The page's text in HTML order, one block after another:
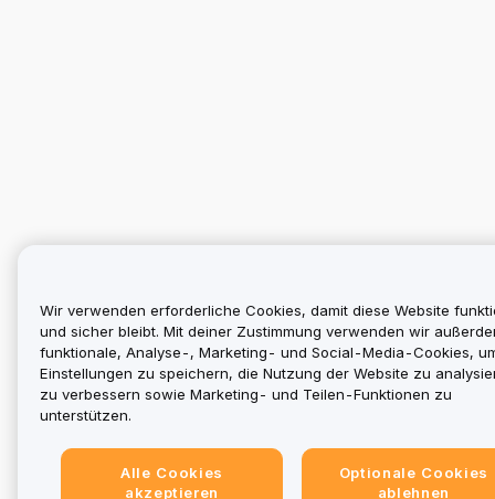
Wir verwenden erforderliche Cookies, damit diese Website
und sicher bleibt. Mit deiner Zustimmung verwenden wir
funktionale, Analyse-, Marketing- und Social-Media-Cookies,
Einstellungen zu speichern, die Nutzung der Website zu
zu verbessern sowie Marketing- und Teilen-Funktionen zu
unterstützen.
Alle Cookies
akzeptieren
Optionale Cookies
ablehnen